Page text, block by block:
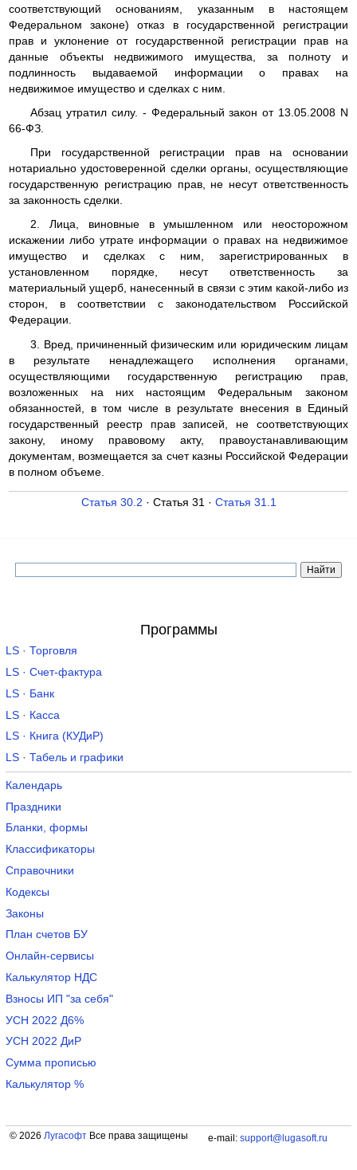
соответствующий основаниям, указанным в настоящем
Федеральном законе) отказ в государственной регистрации
прав и уклонение от государственной регистрации прав на
данные объекты недвижимого имущества, за полноту и
подлинность выдаваемой информации о правах на
недвижимое имущество и сделках с ним.
Абзац утратил силу. - Федеральный закон от 13.05.2008 N
66-ФЗ.
При государственной регистрации прав на основании
нотариально удостоверенной сделки органы, осуществляющие
государственную регистрацию прав, не несут ответственность
за законность сделки.
2. Лица, виновные в умышленном или неосторожном
искажении либо утрате информации о правах на недвижимое
имущество и сделках с ним, зарегистрированных в
установленном порядке, несут ответственность за
материальный ущерб, нанесенный в связи с этим какой-либо из
сторон, в соответствии с законодательством Российской
Федерации.
3. Вред, причиненный физическим или юридическим лицам
в результате ненадлежащего исполнения органами,
осуществляющими государственную регистрацию прав,
возложенных на них настоящим Федеральным законом
обязанностей, в том числе в результате внесения в Единый
государственный реестр прав записей, не соответствующих
закону, иному правовому акту, правоустанавливающим
документам, возмещается за счет казны Российской Федерации
в полном объеме.
Статья 30.2 · Статья 31 · Статья 31.1
Программы
LS · Торговля
LS · Счет-фактура
LS · Банк
LS · Касса
LS · Книга (КУДиР)
LS · Табель и графики
Календарь
Праздники
Бланки, формы
Классификаторы
Справочники
Кодексы
Законы
План счетов БУ
Онлайн-сервисы
Калькулятор НДС
Взносы ИП "за себя"
УСН 2022 Д6%
УСН 2022 ДиР
Сумма прописью
Калькулятор %
© 2026 ЛугасофтВсе права защищены e-mail: support@lugasoft.ru